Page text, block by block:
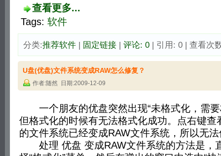
查看更多...
Tags: 软件
分类:推荐软件| 固定链接| 评论: 0| 引用: 0 | 查看次
U盘(优盘)文件系统变成RAW怎么修复？
作者:随然 日期:2009-12-09
一个朋友的优盘突然出现“未格式化，需要
但格式化的时候有无法格式化成功。点右键查
的文件系统已经变成RAW文件系统，所以无
处理 优盘 变成RAW文件系统的方法是，